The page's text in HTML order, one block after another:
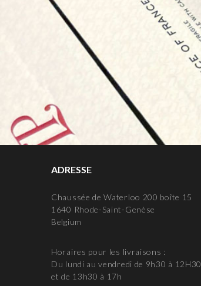
ADRESSE
Chaussée de Waterloo 200 boîte 15
1640 Rhode-Saint-Genèse
Belgium
Horaires pour les livraisons :
Du lundi au vendredi de 9h30 à 12H30
et de 13h30 à 17h